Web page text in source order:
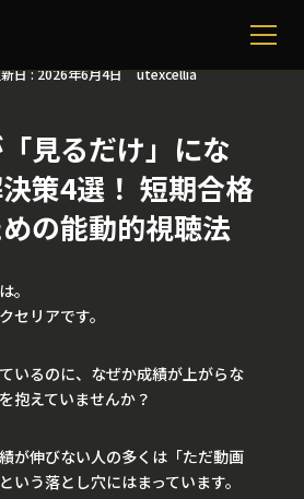
日 :2026年6月4日 utexcellia
見るだけ」にな
策4選！ 短期合格
の能動的視聴法
。
セリアです。
いるのに、なぜか成績が上がらな
えていませんか？
が伸びない人の多くは「ただ動画
いう落とし穴にはまっています。